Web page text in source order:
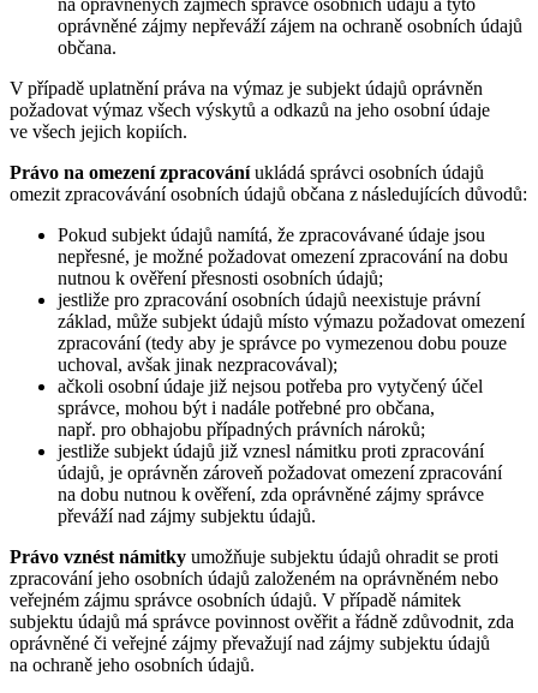
oprávněné zájmy nepřeváží zájem na ochraně osobních údajů
občana.
V případě uplatnění práva na výmaz je subjekt údajů oprávněn
požadovat výmaz všech výskytů a odkazů na jeho osobní údaje
ve všech jejich kopiích.
Právo na omezení zpracováníukládá správci osobních údajů
omezit zpracovávání osobních údajů občana z následujících důvodů:
Pokud subjekt údajů namítá, že zpracovávané údaje jsou
nepřesné, je možné požadovat omezení zpracování na dobu
nutnou k ověření přesnosti osobních údajů;
jestliže pro zpracování osobních údajů neexistuje právní
základ, může subjekt údajů místo výmazu požadovat omezení
zpracování (tedy aby je správce po vymezenou dobu pouze
uchoval, avšak jinak nezpracovával);
ačkoli osobní údaje již nejsou potřeba pro vytyčený účel
správce, mohou být i nadále potřebné pro občana,
např. pro obhajobu případných právních nároků;
jestliže subjekt údajů již vznesl námitku proti zpracování
údajů, je oprávněn zároveň požadovat omezení zpracování
na dobu nutnou k ověření, zda oprávněné zájmy správce
převáží nad zájmy subjektu údajů.
Právo vznést námitky umožňuje subjektu údajů ohradit se proti
zpracování jeho osobních údajů založeném na oprávněném nebo
veřejném zájmu správce osobních údajů. V případě námitek
subjektu údajů má správce povinnost ověřit a řádně zdůvodnit, zda
oprávněné či veřejné zájmy převažují nad zájmy subjektu údajů
na ochraně jeho osobních údajů.